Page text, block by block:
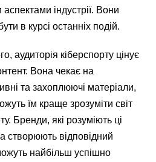
індустрії. Вони
в курсі останніх подій.
аудиторія кіберспорту цінує
Вона чекає на
та захоплюючі матеріали,
їм краще зрозуміти світ
Бренди, які розуміють ці
створюють відповідний
найбільш успішно